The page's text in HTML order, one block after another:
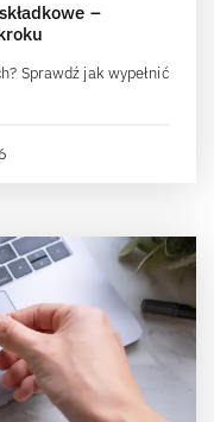
–
Sprawdź jak wypełnić